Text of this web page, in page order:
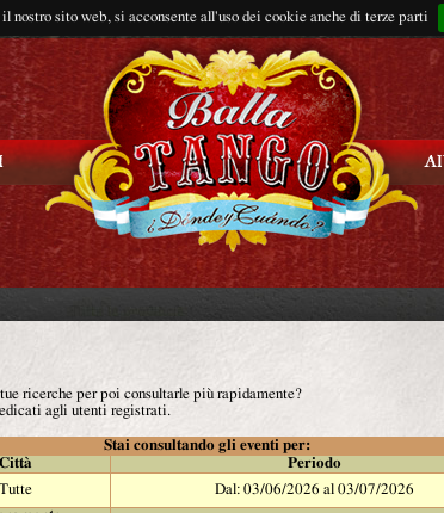
nostro sito web, si acconsente all'uso dei cookie anche di terze parti
ricerche per poi consultarle più rapidamente?
agli utenti registrati.
Stai consultando gli eventi per:
Città Periodo
Tutte Dal: 03/06/2026 al 03/07/2026